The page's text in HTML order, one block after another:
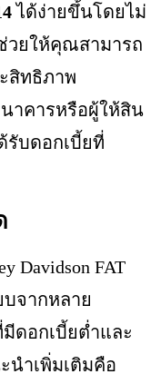
ได้ง่ายขึ้นโดยไม่
วยให้คุณสามารถ
สิทธิภาพ
าคารหรือผู้ให้สิน
รับดอกเบี้ยที่
Davidson FAT
บจากหลาย
ดอกเบี้ยต่ำและ
นำเพิ่มเติมคือ